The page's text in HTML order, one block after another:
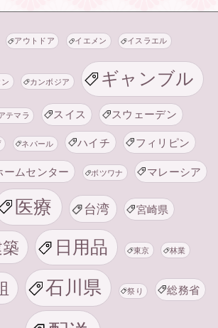
アウトドア イエメン イスラエル
カンボジア ギャンブル
テマラ スイス スウェーデン
ネパール ハイチ フィリピン
ームセンター ボツワナ マレーシア
医療 台湾 宮崎県
日用品 東京 林業
石川県 祭り 総務省